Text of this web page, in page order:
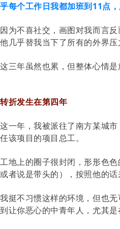
乎每个工作日我都加班到11点
因为不喜社交，画图对我而言
他几乎替我当下了所有的外界
这三年虽然也累，但整体心情
转折发生在第四年
这一年，我被派往了南方某城
任该项目的项目总工。
工地上的圈子很封闭，形形色色
或者说是带头的），按照他的
我挺不习惯这样的环境，但也
到让你恶心的中青年人，尤其